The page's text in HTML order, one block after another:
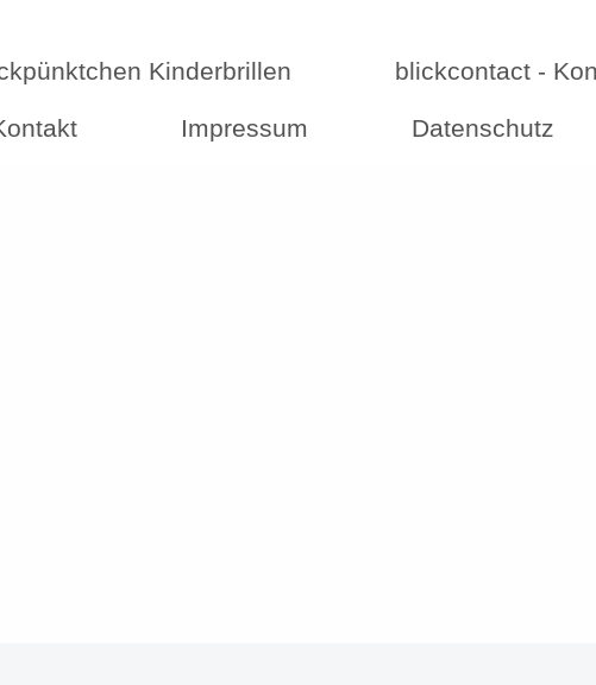
Kinderbrillen blickcontact -
Impressum Datenschutz